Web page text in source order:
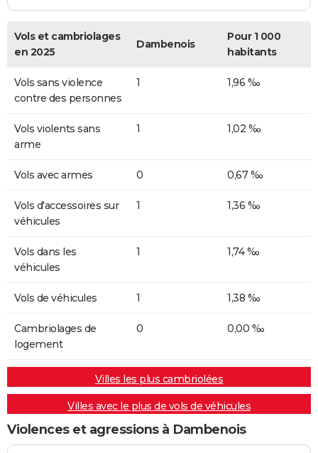
Vols et cambriolages
en 2025
Dambenois
Pour 1 000
habitants
Vols sans violence
contre des personnes
1 1,96 ‰
Vols violents sans
arme
1 1,02 ‰
Vols avec armes 0 0,67 ‰
Vols d'accessoires sur
véhicules
1 1,36 ‰
Vols dans les
véhicules
1 1,74 ‰
Vols de véhicules 1 1,38 ‰
Cambriolages de
logement
0 0,00 ‰
Villes les plus cambriolées
Villes avec le plus de vols de véhicules
Violences et agressions à Dambenois